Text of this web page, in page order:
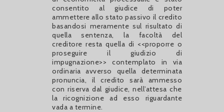
consentito al giudice di poter
ammettere allo stato passivo il credito
basandosi meramente sul risultato di
quella sentenza, la facoltà del
creditore resta quella di <<proporre o
proseguire il giudizio di
impugnazione>> contemplato in via
ordinaria avverso quella determinata
pronuncia, il credito sarà ammesso
con riserva dal giudice, nell’attesa che
la ricognizione ad esso riguardante
vada a termine.